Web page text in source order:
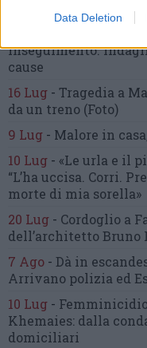
Data Deletion
inseguimento.
cause
16 Lug - Tragedia a
da un treno (Foto)
9 Lug - Malore in
10 Lug - «Le urla e il
“L’ha uccisa. Corri.
morte di mia sorella»
20 Lug - Cordoglio a
dell’architetto Bruno
7 Ago - Dà in
Arrivano polizia ed
10 Lug -
Khemaies: dalla
domiciliari